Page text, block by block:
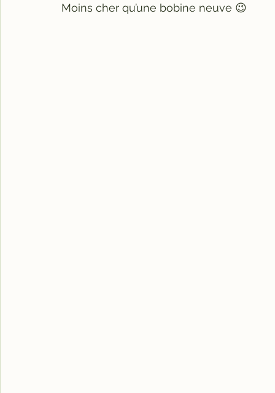
Moins cher qu’une bobine neuve 😉